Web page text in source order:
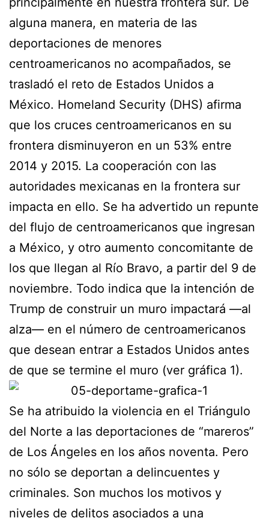
alguna manera, en materia de las
deportaciones de menores
centroamericanos no acompañados, se
trasladó el reto de Estados Unidos a
México. Homeland Security (DHS) afirma
que los cruces centroamericanos en su
frontera disminuyeron en un 53% entre
2014 y 2015. La cooperación con las
autoridades mexicanas en la frontera sur
impacta en ello. Se ha advertido un repunte
del flujo de centroamericanos que ingresan
a México, y otro aumento concomitante de
los que llegan al Río Bravo, a partir del 9 de
noviembre. Todo indica que la intención de
Trump de construir un muro impactará —al
alza— en el número de centroamericanos
que desean entrar a Estados Unidos antes
de que se termine el muro (ver gráfica 1).
Se ha atribuido la violencia en el Triángulo
del Norte a las deportaciones de “mareros”
de Los Ángeles en los años noventa. Pero
no sólo se deportan a delincuentes y
criminales. Son muchos los motivos y
niveles de delitos asociados a una